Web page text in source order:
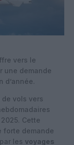
vers le
une demande
d’année.
vols vers
. Cette
forte demande
les voyages